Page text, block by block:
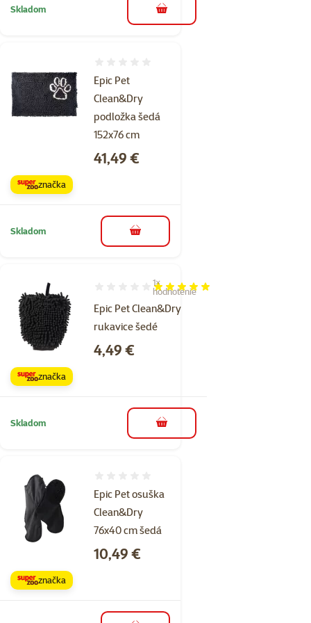
Skladom do košíka
Epic Pet
Clean&Dry
podložka šedá
152x76 cm
Cena
41,49 €
značka
Skladom do košíka
Epic Pet Clean&Dry
rukavice šedé
Hodnotenie 100%, počet hodnotení: 1
1×
hodnotenie
Cena
4,49 €
značka
Skladom do košíka
Epic Pet osuška
Clean&Dry
76x40 cm šedá
Cena
10,49 €
značka